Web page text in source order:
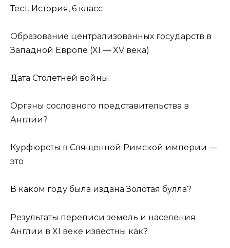
Тест. История, 6 класс
Образование централизованных государств в
Западной Европе (XI — XV века)
Дата Столетней войны:
Органы сословного представительства в
Англии?
Курфюрсты в Священной Римской империи —
это
В каком году была издана Золотая булла?
Результаты переписи земель и населения
Англии в XI веке известны как?